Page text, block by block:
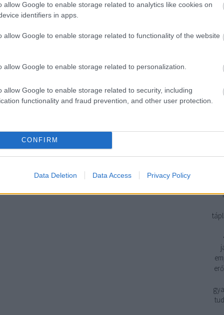
allow Google to enable storage related to analytics like cookies on
identifiers in apps.
allow Google to enable storage related to functionality of the website
allow Google to enable storage related to personalization.
allow Google to enable storage related to security, including
functionality and fraud prevention, and other user protection.
CONFIRM
Data Deletion Data Access Privacy Policy